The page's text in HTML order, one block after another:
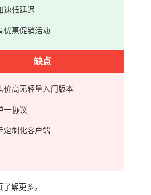
速低延迟
优惠促销活动
缺点
价高无轻量入门版本
一协议
定制化客户端
解更多。